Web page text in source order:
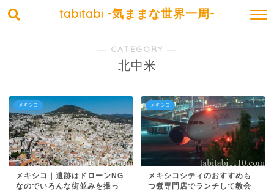
tabitabi -気ままな世界一周-
― CATEGORY ―
北中米
メキシコ
メキシコ｜遺跡はドローンNG
なのでいろんな街並みを撮っ
メキシコ
メキシコシティのおすすめも
つ煮専門店でランチして教会